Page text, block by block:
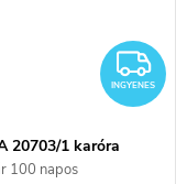
INGYENES
20703/1 karóra
100 napos